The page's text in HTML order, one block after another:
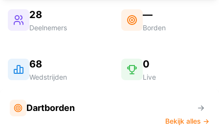
28
Deelnemers
—
Borden
68
Wedstrijden
0
Live
Dartborden
Bekijk alles →